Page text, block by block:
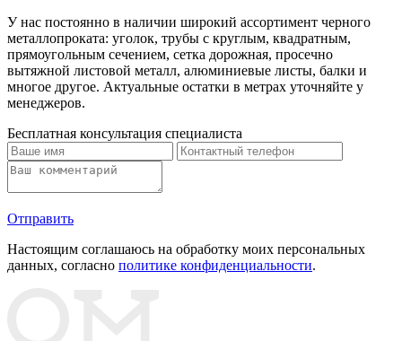
У нас постоянно в наличии широкий ассортимент черного
металлопроката: уголок, трубы с круглым, квадратным,
прямоугольным сечением, сетка дорожная, просечно
вытяжной листовой металл, алюминиевые листы, балки и
многое другое. Актуальные остатки в метрах уточняйте у
менеджеров.
Бесплатная консультация специалиста
Отправить
Настоящим соглашаюсь на обработку моих персональных
данных, согласно политике конфиденциальности.